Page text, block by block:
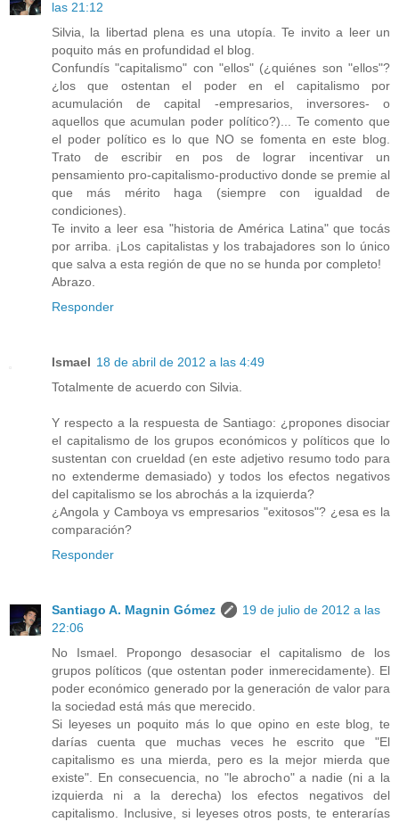
las 21:12
Silvia, la libertad plena es una utopía. Te invito a leer un
poquito más en profundidad el blog.
Confundís "capitalismo" con "ellos" (¿quiénes son "ellos"?
¿los que ostentan el poder en el capitalismo por
acumulación de capital -empresarios, inversores- o
aquellos que acumulan poder político?)... Te comento que
el poder político es lo que NO se fomenta en este blog.
Trato de escribir en pos de lograr incentivar un
pensamiento pro-capitalismo-productivo donde se premie al
que más mérito haga (siempre con igualdad de
condiciones).
Te invito a leer esa "historia de América Latina" que tocás
por arriba. ¡Los capitalistas y los trabajadores son lo único
que salva a esta región de que no se hunda por completo!
Abrazo.
Responder
Ismael 18 de abril de 2012 a las 4:49
Totalmente de acuerdo con Silvia.
Y respecto a la respuesta de Santiago: ¿propones disociar
el capitalismo de los grupos económicos y políticos que lo
sustentan con crueldad (en este adjetivo resumo todo para
no extenderme demasiado) y todos los efectos negativos
del capitalismo se los abrochás a la izquierda?
¿Angola y Camboya vs empresarios "exitosos"? ¿esa es la
comparación?
Responder
Santiago A. Magnin Gómez
19 de julio de 2012 a las
22:06
No Ismael. Propongo desasociar el capitalismo de los
grupos políticos (que ostentan poder inmerecidamente). El
poder económico generado por la generación de valor para
la sociedad está más que merecido.
Si leyeses un poquito más lo que opino en este blog, te
darías cuenta que muchas veces he escrito que "El
capitalismo es una mierda, pero es la mejor mierda que
existe". En consecuencia, no "le abrocho" a nadie (ni a la
izquierda ni a la derecha) los efectos negativos del
capitalismo. Inclusive, si leyeses otros posts, te enterarías